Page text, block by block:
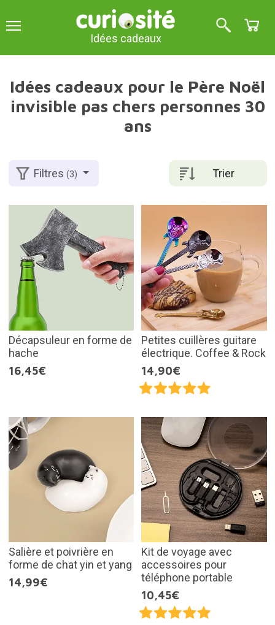
Idées cadeaux
Idées cadeaux pour le Père Noël
invisible pas chers personnes 30
ans
Trier
Filtres(3)
Décapsuleur en forme de
hache
16,45€
Petites cuillères guitare
électrique. Coffee & Rock
14,90€
Salière et poivrière en
forme de chat yin et yang
14,99€
Kit de voyage avec
accessoires pour
téléphone portable
10,45€